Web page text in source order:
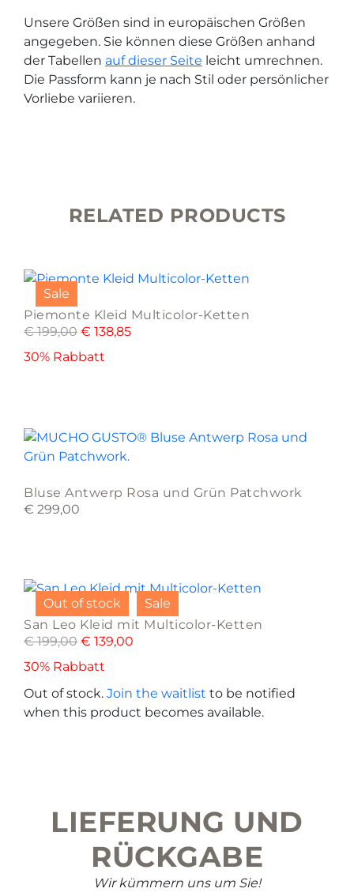
Unsere Größen sind in europäischen Größen
angegeben. Sie können diese Größen anhand
der Tabellen auf dieser Seite leicht umrechnen.
Die Passform kann je nach Stil oder persönlicher
Vorliebe variieren.
RELATED PRODUCTS
Sale
Piemonte Kleid Multicolor-Ketten
€199,00 € 138,85
30% Rabbatt
product
has
multiple
variants.
The
chosen
on
product
page
Bluse Antwerp Rosa und Grün Patchwork
€ 299,00
product
has
variants.
The
chosen
the
product
page
Out of stock
Sale
San Leo Kleid mit Multicolor-Ketten
€199,00 € 139,00
30% Rabbatt
Out of stock. Join the waitlist to be notified
when this product becomes available.
product
has
multiple
variants.
The
options
may
LIEFERUNG UND
RÜCKGABE
Wir kümmern uns um Sie!